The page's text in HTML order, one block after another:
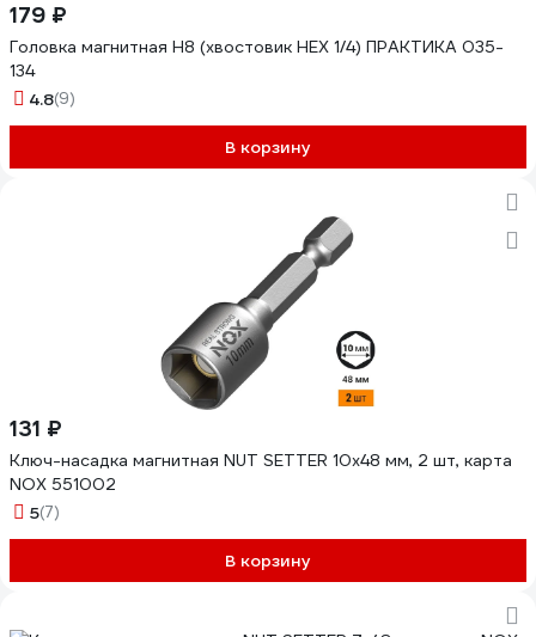
179 ₽
Головка магнитная Н8 (хвостовик HEX 1/4) ПРАКТИКА 035-
134
4.8(9)
В корзину
131 ₽
Ключ-насадка магнитная NUT SETTER 10x48 мм, 2 шт, карта
NOX 551002
5(7)
В корзину